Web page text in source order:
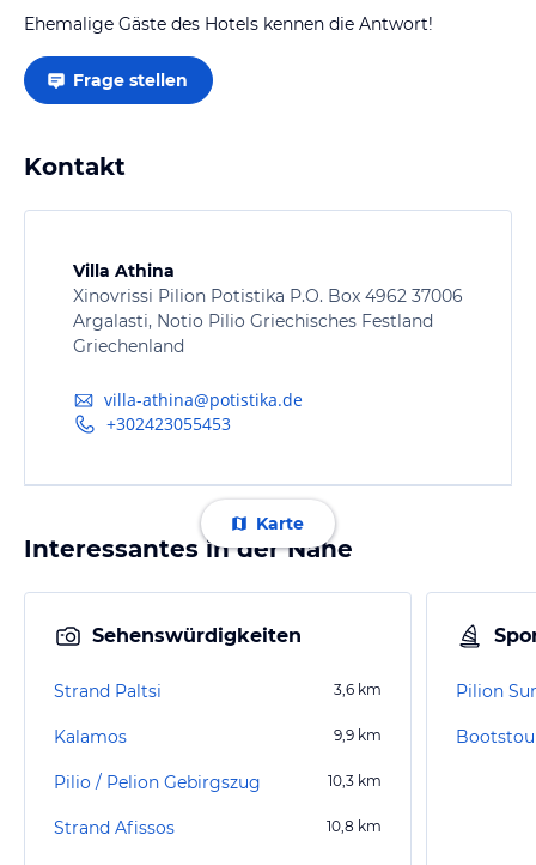
Ehemalige Gäste des Hotels kennen die Antwort!
Frage stellen
Kontakt
Villa Athina
Xinovrissi Pilion Potistika P.O. Box 4962 37006
Argalasti, Notio Pilio Griechisches Festland
Griechenland
villa-athina@potistika.de
+302423055453
Karte
Interessantes in der Nähe
Sehenswürdigkeiten
Strand Paltsi 3,6 km
Kalamos 9,9 km
Pilio / Pelion Gebirgszug 10,3 km
Strand Afissos 10,8 km
Pilion